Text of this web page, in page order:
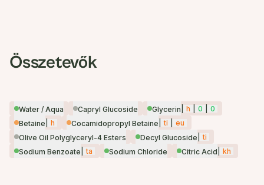
Összetevők
Water / Aqua Capryl Glucoside Glycerin h 0
0
Betaine
h Cocamidopropyl Betaine ti
eu
Olive Oil Polyglyceryl-4 Esters
Decyl Glucoside
ti
Sodium Benzoate
ta Sodium Chloride Citric Acid kh